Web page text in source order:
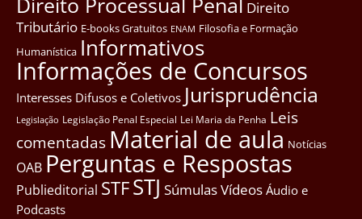
Direito Processual Penal Direito
Tributário E-books Gratuitos ENAM Filosofia e Formação
Humanística Informativos
Informações de Concursos
Interesses Difusos e Coletivos Jurisprudência
Legislação Legislação Penal Especial Lei Maria da Penha Leis
comentadas Material de aula Notícias
OAB Perguntas e Respostas
Publieditorial STFSTJ SúmulasVídeos Áudio e
Podcasts